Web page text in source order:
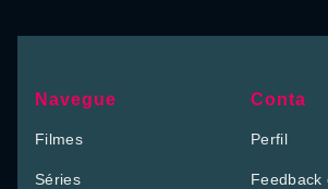
Navegue
Filmes
Séries
Conta
Perfil
Feedback